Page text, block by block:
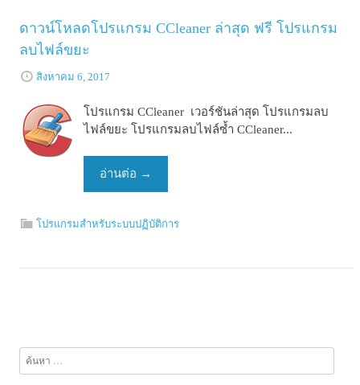
ดาวน์โหลดโปรแกรม CCleaner ล่าสุด ฟรี โปรแกรม
ลบไฟล์ขยะ
สิงหาคม 6, 2017
โปรแกรม CCleaner เวอร์ชันล่าสุด โปรแกรมลบ
ไฟล์ขยะ โปรแกรมลบไฟล์ซ้ำ CCleaner...
อ่านต่อ →
โปรแกรมสำหรับระบบปฏิบัติการ
สำหรับ: